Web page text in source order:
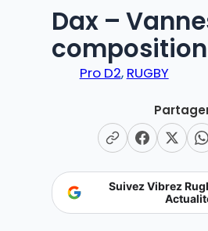
Dax –
Pro D2, RUGBY
Suivez Vibrez